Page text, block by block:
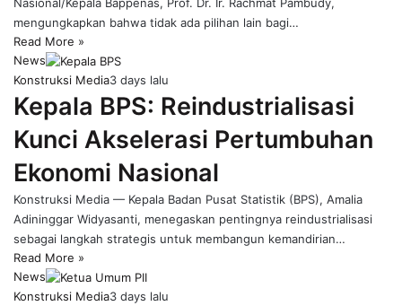
mengungkapkan bahwa tidak ada pilihan lain bagi…
Read More »
News
Konstruksi Media3 days lalu
Kepala BPS: Reindustrialisasi
Kunci Akselerasi Pertumbuhan
Ekonomi Nasional
Konstruksi Media — Kepala Badan Pusat Statistik (BPS), Amalia
Adininggar Widyasanti, menegaskan pentingnya reindustrialisasi
sebagai langkah strategis untuk membangun kemandirian…
Read More »
News
Konstruksi Media3 days lalu